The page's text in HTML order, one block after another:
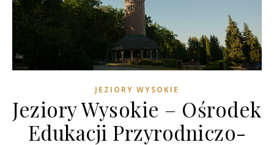
JEZIORY WYSOKIE
Jeziory Wysokie – Ośrodek
Edukacji Przyrodniczo-